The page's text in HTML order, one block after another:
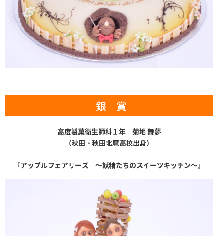
銀 賞
高度製菓衛生師科１年 菊地 舞夢
（秋田・秋田北鷹高校出身）
『アップルフェアリーズ ～妖精たちのスイーツキッチン～』